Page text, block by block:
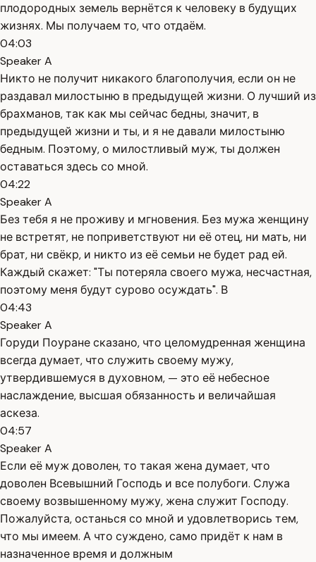
плодородных земель вернётся к человеку в будущих
жизнях. Мы получаем то, что отдаём.
04:03
Speaker A
Никто не получит никакого благополучия, если он не
раздавал милостыню в предыдущей жизни. О лучший из
брахманов, так как мы сейчас бедны, значит, в
предыдущей жизни и ты, и я не давали милостыню
бедным. Поэтому, о милостливый муж, ты должен
оставаться здесь со мной.
04:22
Speaker A
Без тебя я не проживу и мгновения. Без мужа женщину
не встретят, не поприветствуют ни её отец, ни мать, ни
брат, ни свёкр, и никто из её семьи не будет рад ей.
Каждый скажет: "Ты потеряла своего мужа, несчастная,
поэтому меня будут сурово осуждать". В
04:43
Speaker A
Горуди Поуране сказано, что целомудренная женщина
всегда думает, что служить своему мужу,
утвердившемуся в духовном, — это её небесное
наслаждение, высшая обязанность и величайшая
аскеза.
04:57
Speaker A
Если её муж доволен, то такая жена думает, что
доволен Всевышний Господь и все полубоги. Служа
своему возвышенному мужу, жена служит Господу.
Пожалуйста, останься со мной и удовлетворись тем,
что мы имеем. А что суждено, само придёт к нам в
назначенное время и должным